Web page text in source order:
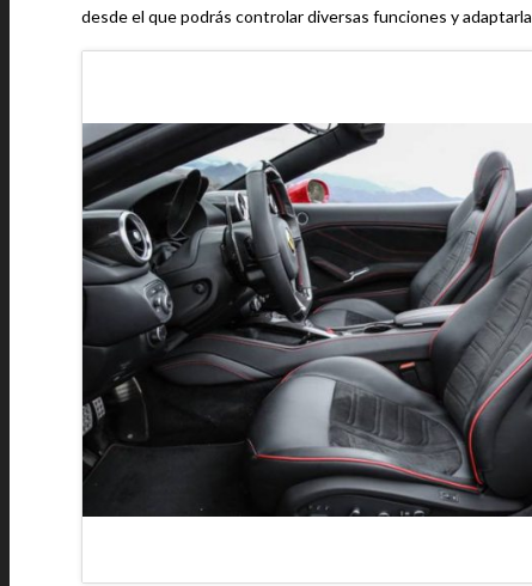
desde el que podrás controlar diversas funciones y